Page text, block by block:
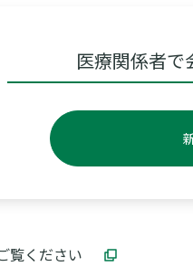
医療関係者で
覧ください